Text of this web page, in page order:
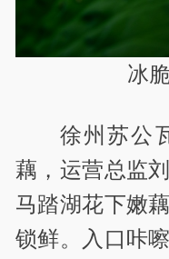
冰
徐州苏公
藕，运营总监
马踏湖花下嫩
锁鲜。入口咔